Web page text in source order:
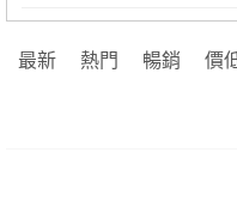
最新 熱門 暢銷 價